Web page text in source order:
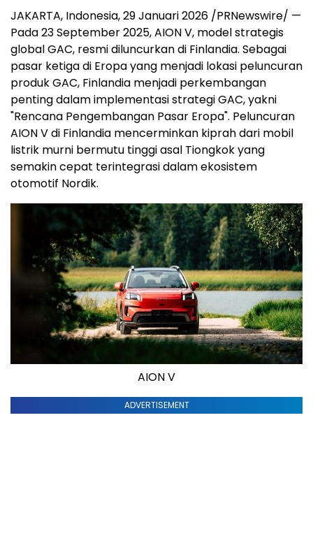
JAKARTA, Indonesia,29 Januari 2026 /PRNewswire/ —
Pada 23 September 2025, AION V, model strategis
global GAC, resmi diluncurkan di Finlandia. Sebagai
pasar ketiga di Eropa yang menjadi lokasi peluncuran
produk GAC, Finlandia menjadi perkembangan
penting dalam implementasi strategi GAC, yakni
"Rencana Pengembangan Pasar Eropa". Peluncuran
AION V di Finlandia mencerminkan kiprah dari mobil
listrik murni bermutu tinggi asal Tiongkok yang
semakin cepat terintegrasi dalam ekosistem
otomotif Nordik.
AION V
ADVERTISEMENT